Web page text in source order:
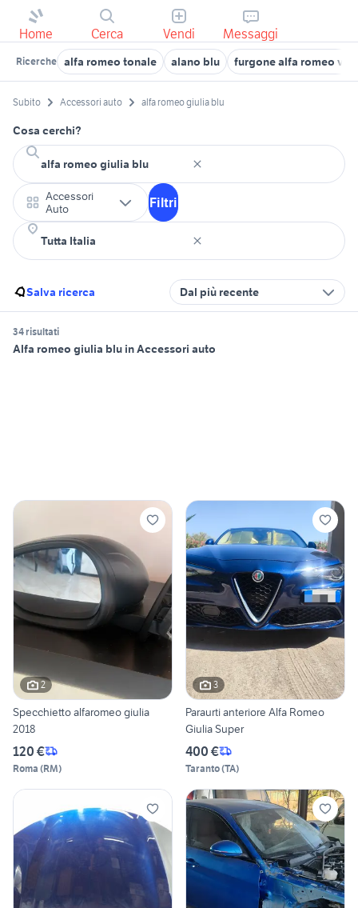
Home Cerca Vendi Messaggi
Ricerche alfa romeo tonale alano blu furgone alfa romeo
Subito Accessori auto alfa romeo giulia blu
Cosa cerchi?
Accessori
Auto
Filtri
Salva ricerca Dal più recente
34 risultati
Alfa romeo giulia blu in Accessori auto
2
Specchietto alfaromeo giulia
2018
120 €
Roma (RM)
3
Paraurti anteriore Alfa Romeo
Giulia Super
400 €
Taranto(TA)